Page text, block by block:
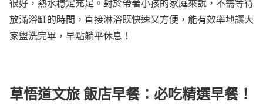
很好，熱水穩定充足。對於帶著小孩的家庭來說，不需等待
放滿浴缸的時間，直接淋浴既快速又方便，能有效率地讓大
家盥洗完畢，早點躺平休息！
草悟道文旅 飯店早餐：必吃精選早餐！